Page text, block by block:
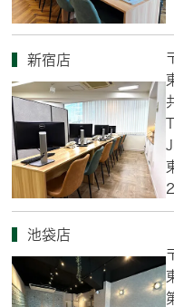
新宿店
池袋店